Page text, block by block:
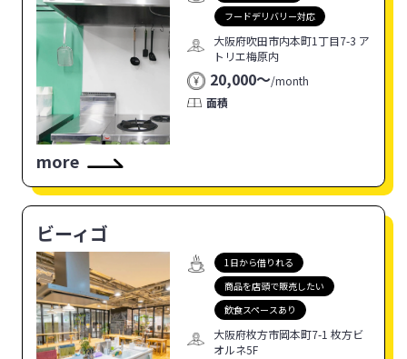
フードデリバリー対応
大阪府吹田市内本町1丁目7-3 ア
トリエ梅原内
20,000〜/month
面積
more
ビーィゴ
1日から借りれる
商品を店頭で販売したい
飲食スペースあり
大阪府枚方市岡本町7-1 枚方ビ
オルネ5F